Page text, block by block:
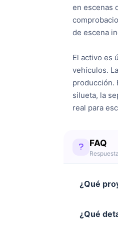
en escenas
de escena
El activo es
vehículos.
producción.
silueta, la
real para
FAQ
¿Qué
¿Qué